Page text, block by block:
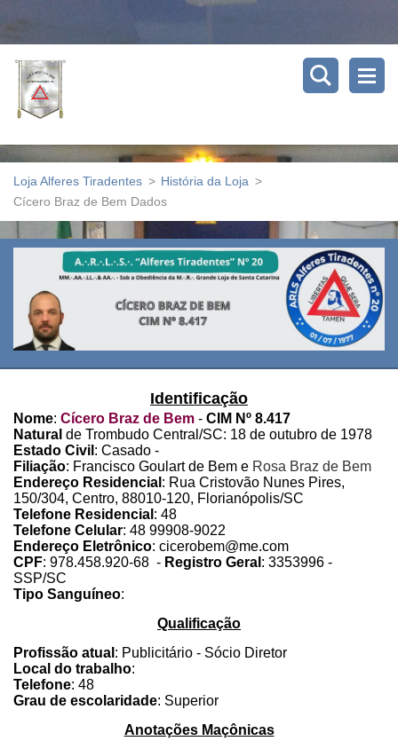
Loja Alferes Tiradentes > História da Loja >
Cícero Braz de Bem Dados
Identificação
Nome: Cícero Braz de Bem - CIM Nº 8.417
Natural de Trombudo Central/SC: 18 de outubro de 1978
Estado Civil : Casado -
Filiação: Francisco Goulart de Bem e Rosa Braz de Bem
Endereço Residencial : Rua Cristovão Nunes Pires,
150/304, Centro, 88010-120, Florianópolis/SC
Telefone Residencial : 48
Telefone Celular: 48 99908-9022
Endereço Eletrônico: cicerobem@me.com
CPF: 978.458.920-68 - Registro Geral : 3353996 -
SSP/SC
Tipo Sanguíneo:
Qualificação
Profissão atual : Publicitário - Sócio Diretor
Local do trabalho:
Telefone: 48
Grau de escolaridade: Superior
Anotações Maçônicas